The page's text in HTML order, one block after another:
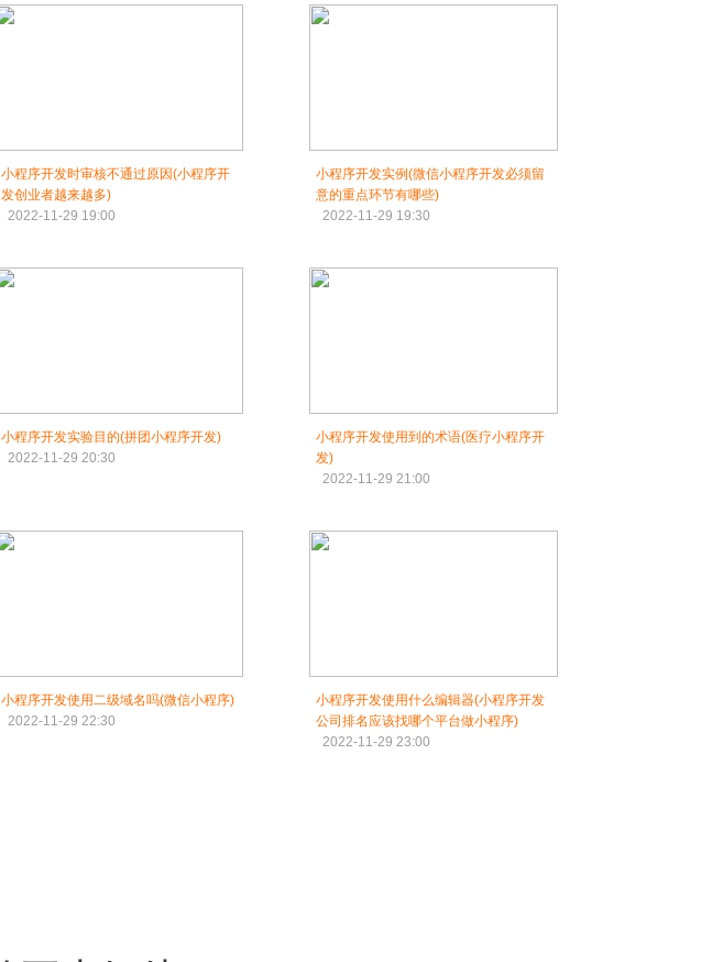
小程序开发时审核不通过原因(小程序开
发创业者越来越多)
2022-11-29 19:00
小程序开发实例(微信小程序开发必须留
意的重点环节有哪些)
2022-11-29 19:30
小程序开发实验目的(拼团小程序开发)
2022-11-29 20:30
小程序开发使用到的术语(医疗小程序开
发)
2022-11-29 21:00
小程序开发使用二级域名吗(微信小程序)
2022-11-29 22:30
小程序开发使用什么编辑器(小程序开发
公司排名应该找哪个平台做小程序)
2022-11-29 23:00